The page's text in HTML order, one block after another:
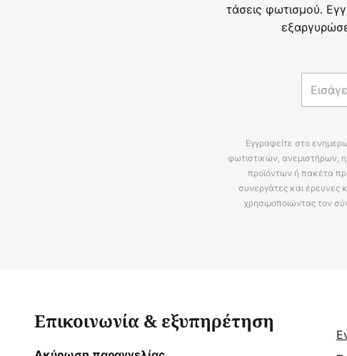
τάσεις φωτισμού.
Εγγραφείτε στο
φωτιστικών, ανεμιστήρων,
προϊόντων ή πακέτα
συνεργάτες και έρευνες
χρησιμοποιώντας τον
Επικοινωνία & εξυπηρέτηση